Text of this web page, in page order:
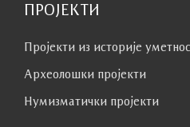
ПРОЈЕКТИ
Пројекти из историје
Археолошки пројекти
Нумизматички пројекти